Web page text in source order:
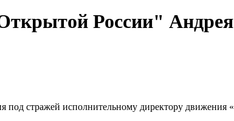
России"
под стражей исполнительному директору движения